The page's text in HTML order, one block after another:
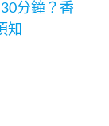
分鐘？香
知